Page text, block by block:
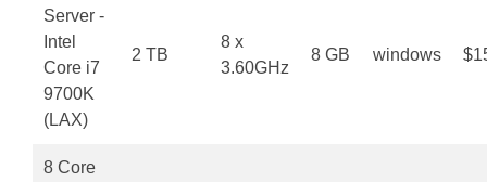
Server -
Intel
Core i7
9700K
(LAX)
2 TB
8 x
3.60GHz
8 GB windows
8 Core